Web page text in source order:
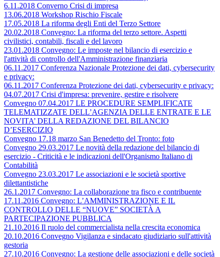
6.11.2018 Converno Crisi di impresa
13.06.2018 Workshop Rischio Fiscale
17.05.2018 La riforma degli Enti del Terzo Settore
20.02.2018 Convegno: La riforma del terzo settore. Aspetti
civilistici, contabili, fiscali e del lavoro
23.01.2018 Convegno: Le imposte nel bilancio di esercizio e
l'attività di controllo dell'Amministrazione finanziaria
06.11.2017 Conferenza Nazionale Protezione dei dati, cybersecurity
e privacy:
06.11.2017 Conferenza Protezione dei dati, cybersecurity e privacy:
04.07.2017 Crisi d'impresa: prevenire, gestire e risolvere
Convegno 07.04.2017 LE PROCEDURE SEMPLIFICATE
TELEMATIZZATE DELL’AGENZIA DELLE ENTRATE E LE
NOVITA’ DELLA REDAZIONE DEL BILANCIO
D’ESERCIZIO
Convegno 17.18 marzo San Benedetto del Tronto: foto
Convegno 29.03.2017 Le novità della redazione del bilancio di
esercizio - Criticità e le indicazioni dell'Organismo Italiano di
Contabilità
Convegno 23.03.2017 Le associazioni e le società sportive
dilettantistiche
26.1.2017 Convegno: La collaborazione tra fisco e contribuente
17.11.2016 Convegno: L’AMMINISTRAZIONE E IL
CONTROLLO DELLE “NUOVE” SOCIETÀ A
PARTECIPAZIONE PUBBLICA
21.10.2016 Il ruolo del commercialista nella crescita economica
20.10.2016 Convegno Vigilanza e sindacato giudiziario sull'attività
gestoria
27.10.2016 Convegno: La gestione delle associazioni e delle società